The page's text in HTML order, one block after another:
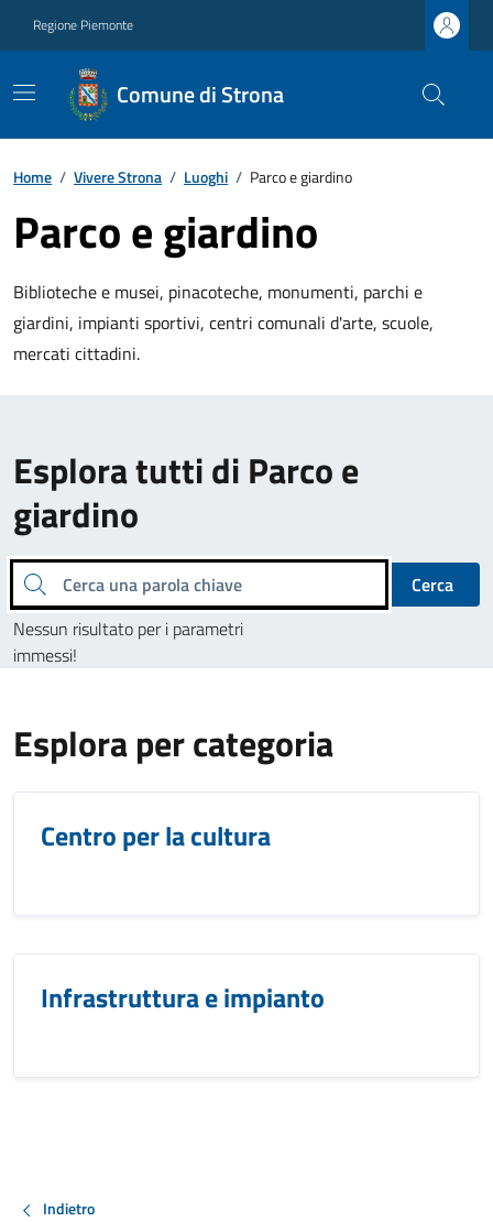
Regione Piemonte
Comune di Strona
Home / Vivere Strona / Luoghi / Parco e giardino
Parco e giardino
Biblioteche e musei, pinacoteche, monumenti, parchi e
giardini, impianti sportivi, centri comunali d'arte, scuole,
mercati cittadini.
Esplora tutti di Parco e
giardino
Cerca una parola chiave
Cerca
Nessun risultato per i parametri
immessi!
Esplora per categoria
Centro per la cultura
Infrastruttura e impianto
Indietro